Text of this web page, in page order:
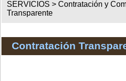
SERVICIOS >Contratación y
Transparente
Contratación